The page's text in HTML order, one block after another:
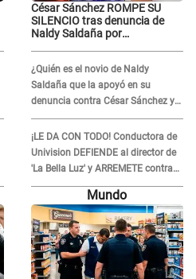
César Sánchez ROMPE SU
SILENCIO tras denuncia de
Naldy Saldaña por
inocencia"
¿Quién es el novio de Naldy
Saldaña que la apoyó en su
denuncia contra César Sánchez y
confrontó al dueño de 'La Bella
Luz'?
¡LE DA CON TODO! Conductora de
Univision DEFIENDE al director de
'La Bella Luz' y ARREMETE contra
Naldy Saldaña: “Muchas
Mundo